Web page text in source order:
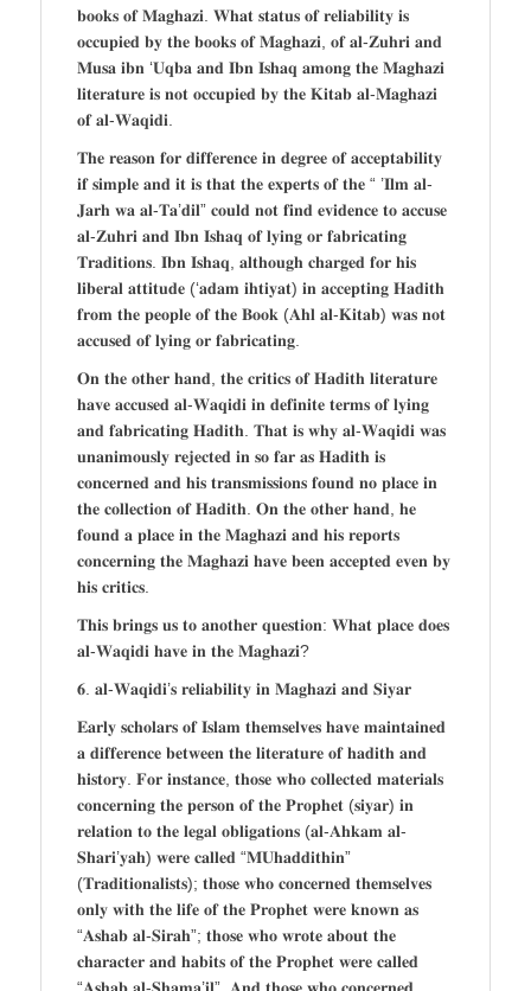
𝐛𝐨𝐨𝐤𝐬 𝐨𝐟 𝐌𝐚𝐠𝐡𝐚𝐳𝐢. 𝐖𝐡𝐚𝐭 𝐬𝐭𝐚𝐭𝐮𝐬 𝐨𝐟 𝐫𝐞𝐥𝐢𝐚𝐛𝐢𝐥𝐢𝐭𝐲 𝐢𝐬
𝐨𝐜𝐜𝐮𝐩𝐢𝐞𝐝 𝐛𝐲 𝐭𝐡𝐞 𝐛𝐨𝐨𝐤𝐬 𝐨𝐟 𝐌𝐚𝐠𝐡𝐚𝐳𝐢, 𝐨𝐟 𝐚𝐥-𝐙𝐮𝐡𝐫𝐢 𝐚𝐧𝐝
𝐌𝐮𝐬𝐚 𝐢𝐛𝐧 ‘𝐔𝐪𝐛𝐚 𝐚𝐧𝐝 𝐈𝐛𝐧 𝐈𝐬𝐡𝐚𝐪 𝐚𝐦𝐨𝐧𝐠 𝐭𝐡𝐞 𝐌𝐚𝐠𝐡𝐚𝐳𝐢
𝐥𝐢𝐭𝐞𝐫𝐚𝐭𝐮𝐫𝐞 𝐢𝐬 𝐧𝐨𝐭 𝐨𝐜𝐜𝐮𝐩𝐢𝐞𝐝 𝐛𝐲 𝐭𝐡𝐞 𝐊𝐢𝐭𝐚𝐛 𝐚𝐥-𝐌𝐚𝐠𝐡𝐚𝐳𝐢
𝐨𝐟 𝐚𝐥-𝐖𝐚𝐪𝐢𝐝𝐢.
𝐓𝐡𝐞 𝐫𝐞𝐚𝐬𝐨𝐧 𝐟𝐨𝐫 𝐝𝐢𝐟𝐟𝐞𝐫𝐞𝐧𝐜𝐞 𝐢𝐧 𝐝𝐞𝐠𝐫𝐞𝐞 𝐨𝐟 𝐚𝐜𝐜𝐞𝐩𝐭𝐚𝐛𝐢𝐥𝐢𝐭𝐲
𝐢𝐟 𝐬𝐢𝐦𝐩𝐥𝐞 𝐚𝐧𝐝 𝐢𝐭 𝐢𝐬 𝐭𝐡𝐚𝐭 𝐭𝐡𝐞 𝐞𝐱𝐩𝐞𝐫𝐭𝐬 𝐨𝐟 𝐭𝐡𝐞 “ ’𝐈𝐥𝐦 𝐚𝐥-
𝐉𝐚𝐫𝐡 𝐰𝐚 𝐚𝐥-𝐓𝐚’𝐝𝐢𝐥” 𝐜𝐨𝐮𝐥𝐝 𝐧𝐨𝐭 𝐟𝐢𝐧𝐝 𝐞𝐯𝐢𝐝𝐞𝐧𝐜𝐞 𝐭𝐨 𝐚𝐜𝐜𝐮𝐬𝐞
𝐚𝐥-𝐙𝐮𝐡𝐫𝐢 𝐚𝐧𝐝 𝐈𝐛𝐧 𝐈𝐬𝐡𝐚𝐪 𝐨𝐟 𝐥𝐲𝐢𝐧𝐠 𝐨𝐫 𝐟𝐚𝐛𝐫𝐢𝐜𝐚𝐭𝐢𝐧𝐠
𝐓𝐫𝐚𝐝𝐢𝐭𝐢𝐨𝐧𝐬. 𝐈𝐛𝐧 𝐈𝐬𝐡𝐚𝐪, 𝐚𝐥𝐭𝐡𝐨𝐮𝐠𝐡 𝐜𝐡𝐚𝐫𝐠𝐞𝐝 𝐟𝐨𝐫 𝐡𝐢𝐬
𝐥𝐢𝐛𝐞𝐫𝐚𝐥 𝐚𝐭𝐭𝐢𝐭𝐮𝐝𝐞 (‘𝐚𝐝𝐚𝐦 𝐢𝐡𝐭𝐢𝐲𝐚𝐭) 𝐢𝐧 𝐚𝐜𝐜𝐞𝐩𝐭𝐢𝐧𝐠 𝐇𝐚𝐝𝐢𝐭𝐡
𝐟𝐫𝐨𝐦 𝐭𝐡𝐞 𝐩𝐞𝐨𝐩𝐥𝐞 𝐨𝐟 𝐭𝐡𝐞 𝐁𝐨𝐨𝐤 (𝐀𝐡𝐥 𝐚𝐥-𝐊𝐢𝐭𝐚𝐛) 𝐰𝐚𝐬 𝐧𝐨𝐭
𝐚𝐜𝐜𝐮𝐬𝐞𝐝 𝐨𝐟 𝐥𝐲𝐢𝐧𝐠 𝐨𝐫 𝐟𝐚𝐛𝐫𝐢𝐜𝐚𝐭𝐢𝐧𝐠.
𝐎𝐧 𝐭𝐡𝐞 𝐨𝐭𝐡𝐞𝐫 𝐡𝐚𝐧𝐝, 𝐭𝐡𝐞 𝐜𝐫𝐢𝐭𝐢𝐜𝐬 𝐨𝐟 𝐇𝐚𝐝𝐢𝐭𝐡 𝐥𝐢𝐭𝐞𝐫𝐚𝐭𝐮𝐫𝐞
𝐡𝐚𝐯𝐞 𝐚𝐜𝐜𝐮𝐬𝐞𝐝 𝐚𝐥-𝐖𝐚𝐪𝐢𝐝𝐢 𝐢𝐧 𝐝𝐞𝐟𝐢𝐧𝐢𝐭𝐞 𝐭𝐞𝐫𝐦𝐬 𝐨𝐟 𝐥𝐲𝐢𝐧𝐠
𝐚𝐧𝐝 𝐟𝐚𝐛𝐫𝐢𝐜𝐚𝐭𝐢𝐧𝐠 𝐇𝐚𝐝𝐢𝐭𝐡. 𝐓𝐡𝐚𝐭 𝐢𝐬 𝐰𝐡𝐲 𝐚𝐥-𝐖𝐚𝐪𝐢𝐝𝐢 𝐰𝐚𝐬
𝐮𝐧𝐚𝐧𝐢𝐦𝐨𝐮𝐬𝐥𝐲 𝐫𝐞𝐣𝐞𝐜𝐭𝐞𝐝 𝐢𝐧 𝐬𝐨 𝐟𝐚𝐫 𝐚𝐬 𝐇𝐚𝐝𝐢𝐭𝐡 𝐢𝐬
𝐜𝐨𝐧𝐜𝐞𝐫𝐧𝐞𝐝 𝐚𝐧𝐝 𝐡𝐢𝐬 𝐭𝐫𝐚𝐧𝐬𝐦𝐢𝐬𝐬𝐢𝐨𝐧𝐬 𝐟𝐨𝐮𝐧𝐝 𝐧𝐨 𝐩𝐥𝐚𝐜𝐞 𝐢𝐧
𝐭𝐡𝐞 𝐜𝐨𝐥𝐥𝐞𝐜𝐭𝐢𝐨𝐧 𝐨𝐟 𝐇𝐚𝐝𝐢𝐭𝐡. 𝐎𝐧 𝐭𝐡𝐞 𝐨𝐭𝐡𝐞𝐫 𝐡𝐚𝐧𝐝, 𝐡𝐞
𝐟𝐨𝐮𝐧𝐝 𝐚 𝐩𝐥𝐚𝐜𝐞 𝐢𝐧 𝐭𝐡𝐞 𝐌𝐚𝐠𝐡𝐚𝐳𝐢 𝐚𝐧𝐝 𝐡𝐢𝐬 𝐫𝐞𝐩𝐨𝐫𝐭𝐬
𝐜𝐨𝐧𝐜𝐞𝐫𝐧𝐢𝐧𝐠 𝐭𝐡𝐞 𝐌𝐚𝐠𝐡𝐚𝐳𝐢 𝐡𝐚𝐯𝐞 𝐛𝐞𝐞𝐧 𝐚𝐜𝐜𝐞𝐩𝐭𝐞𝐝 𝐞𝐯𝐞𝐧 𝐛𝐲
𝐡𝐢𝐬 𝐜𝐫𝐢𝐭𝐢𝐜𝐬.
𝐓𝐡𝐢𝐬 𝐛𝐫𝐢𝐧𝐠𝐬 𝐮𝐬 𝐭𝐨 𝐚𝐧𝐨𝐭𝐡𝐞𝐫 𝐪𝐮𝐞𝐬𝐭𝐢𝐨𝐧: 𝐖𝐡𝐚𝐭 𝐩𝐥𝐚𝐜𝐞 𝐝𝐨𝐞𝐬
𝐚𝐥-𝐖𝐚𝐪𝐢𝐝𝐢 𝐡𝐚𝐯𝐞 𝐢𝐧 𝐭𝐡𝐞 𝐌𝐚𝐠𝐡𝐚𝐳𝐢?
𝟔. 𝐚𝐥-𝐖𝐚𝐪𝐢𝐝𝐢’𝐬 𝐫𝐞𝐥𝐢𝐚𝐛𝐢𝐥𝐢𝐭𝐲 𝐢𝐧 𝐌𝐚𝐠𝐡𝐚𝐳𝐢 𝐚𝐧𝐝 𝐒𝐢𝐲𝐚𝐫
𝐄𝐚𝐫𝐥𝐲 𝐬𝐜𝐡𝐨𝐥𝐚𝐫𝐬 𝐨𝐟 𝐈𝐬𝐥𝐚𝐦 𝐭𝐡𝐞𝐦𝐬𝐞𝐥𝐯𝐞𝐬 𝐡𝐚𝐯𝐞 𝐦𝐚𝐢𝐧𝐭𝐚𝐢𝐧𝐞𝐝
𝐚 𝐝𝐢𝐟𝐟𝐞𝐫𝐞𝐧𝐜𝐞 𝐛𝐞𝐭𝐰𝐞𝐞𝐧 𝐭𝐡𝐞 𝐥𝐢𝐭𝐞𝐫𝐚𝐭𝐮𝐫𝐞 𝐨𝐟 𝐡𝐚𝐝𝐢𝐭𝐡 𝐚𝐧𝐝
𝐡𝐢𝐬𝐭𝐨𝐫𝐲. 𝐅𝐨𝐫 𝐢𝐧𝐬𝐭𝐚𝐧𝐜𝐞, 𝐭𝐡𝐨𝐬𝐞 𝐰𝐡𝐨 𝐜𝐨𝐥𝐥𝐞𝐜𝐭𝐞𝐝 𝐦𝐚𝐭𝐞𝐫𝐢𝐚𝐥𝐬
𝐜𝐨𝐧𝐜𝐞𝐫𝐧𝐢𝐧𝐠 𝐭𝐡𝐞 𝐩𝐞𝐫𝐬𝐨𝐧 𝐨𝐟 𝐭𝐡𝐞 𝐏𝐫𝐨𝐩𝐡𝐞𝐭 (𝐬𝐢𝐲𝐚𝐫) 𝐢𝐧
𝐫𝐞𝐥𝐚𝐭𝐢𝐨𝐧 𝐭𝐨 𝐭𝐡𝐞 𝐥𝐞𝐠𝐚𝐥 𝐨𝐛𝐥𝐢𝐠𝐚𝐭𝐢𝐨𝐧𝐬 (𝐚𝐥-𝐀𝐡𝐤𝐚𝐦 𝐚𝐥-
𝐒𝐡𝐚𝐫𝐢’𝐲𝐚𝐡) 𝐰𝐞𝐫𝐞 𝐜𝐚𝐥𝐥𝐞𝐝 “𝐌𝐔𝐡𝐚𝐝𝐝𝐢𝐭𝐡𝐢𝐧”
(𝐓𝐫𝐚𝐝𝐢𝐭𝐢𝐨𝐧𝐚𝐥𝐢𝐬𝐭𝐬); 𝐭𝐡𝐨𝐬𝐞 𝐰𝐡𝐨 𝐜𝐨𝐧𝐜𝐞𝐫𝐧𝐞𝐝 𝐭𝐡𝐞𝐦𝐬𝐞𝐥𝐯𝐞𝐬
𝐨𝐧𝐥𝐲 𝐰𝐢𝐭𝐡 𝐭𝐡𝐞 𝐥𝐢𝐟𝐞 𝐨𝐟 𝐭𝐡𝐞 𝐏𝐫𝐨𝐩𝐡𝐞𝐭 𝐰𝐞𝐫𝐞 𝐤𝐧𝐨𝐰𝐧 𝐚𝐬
“𝐀𝐬𝐡𝐚𝐛 𝐚𝐥-𝐒𝐢𝐫𝐚𝐡”; 𝐭𝐡𝐨𝐬𝐞 𝐰𝐡𝐨 𝐰𝐫𝐨𝐭𝐞 𝐚𝐛𝐨𝐮𝐭 𝐭𝐡𝐞
𝐜𝐡𝐚𝐫𝐚𝐜𝐭𝐞𝐫 𝐚𝐧𝐝 𝐡𝐚𝐛𝐢𝐭𝐬 𝐨𝐟 𝐭𝐡𝐞 𝐏𝐫𝐨𝐩𝐡𝐞𝐭 𝐰𝐞𝐫𝐞 𝐜𝐚𝐥𝐥𝐞𝐝